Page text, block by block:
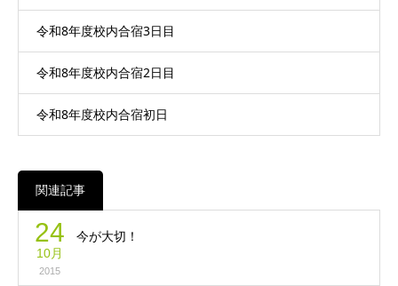
令和8年度校内合宿3日目
令和8年度校内合宿2日目
令和8年度校内合宿初日
関連記事
24
10月
2015
今が大切！